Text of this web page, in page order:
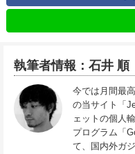
執筆者情報：石井 順
今では月間最
の当サイト「
ェットの個人
プログラム「
て、国内外ガ